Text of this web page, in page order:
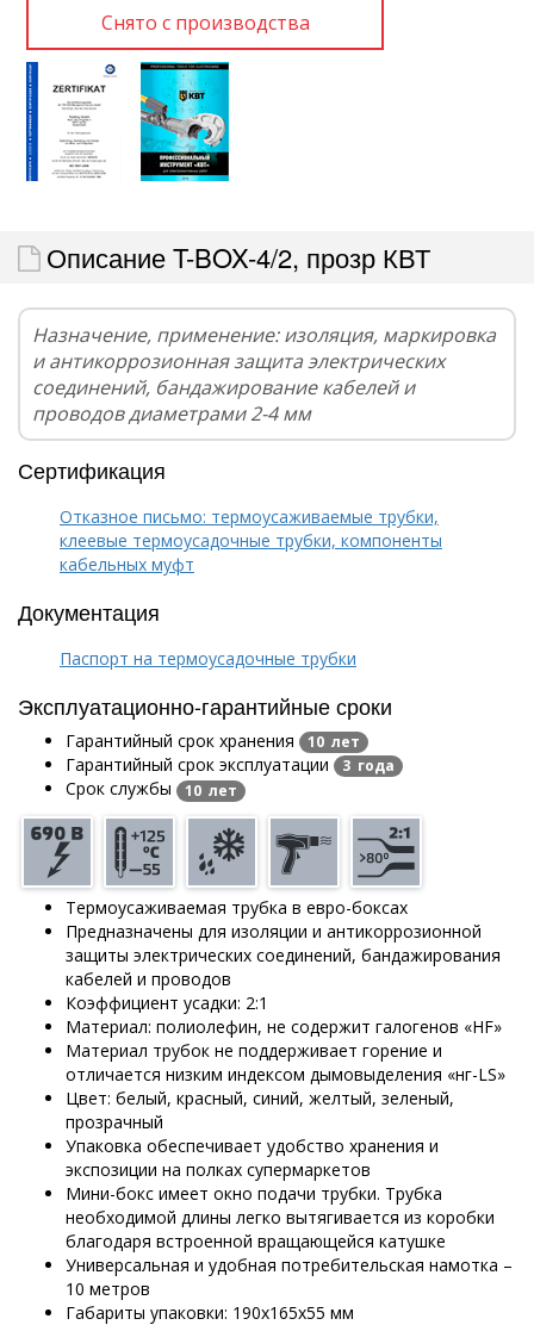
Описание T-BOX-4/2, прозр КВТ
Назначение, применение: изоляция, маркировка
и антикоррозионная защита электрических
соединений, бандажирование кабелей и
проводов диаметрами 2-4 мм
Сертификация
Отказное письмо: термоусаживаемые трубки,
клеевые термоусадочные трубки, компоненты
кабельных муфт
Документация
Паспорт на термоусадочные трубки
Эксплуатационно-гарантийные сроки
Гарантийный срок хранения 10 лет
Гарантийный срок эксплуатации 3 года
Срок службы 10 лет
Термоусаживаемая трубка в евро-боксах
Предназначены для изоляции и антикоррозионной
защиты электрических соединений, бандажирования
кабелей и проводов
Коэффициент усадки: 2:1
Материал: полиолефин, не содержит галогенов «HF»
Материал трубок не поддерживает горение и
отличается низким индексом дымовыделения «нг-LS»
Цвет: белый, красный, синий, желтый, зеленый,
прозрачный
Упаковка обеспечивает удобство хранения и
экспозиции на полках супермаркетов
Мини-бокс имеет окно подачи трубки. Трубка
необходимой длины легко вытягивается из коробки
благодаря встроенной вращающейся катушке
Универсальная и удобная потребительская намотка –
10 метров
Габариты упаковки: 190х165х55 мм